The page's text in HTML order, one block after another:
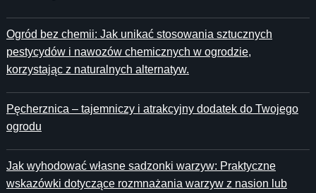
Ogród bez chemii: Jak unikać stosowania sztucznych
pestycydów i nawozów chemicznych w ogrodzie,
korzystając z naturalnych alternatyw.
Pęcherznica – tajemniczy i atrakcyjny dodatek do Twojego
ogrodu
Jak wyhodować własne sadzonki warzyw: Praktyczne
wskazówki dotyczące rozmnażania warzyw z nasion lub